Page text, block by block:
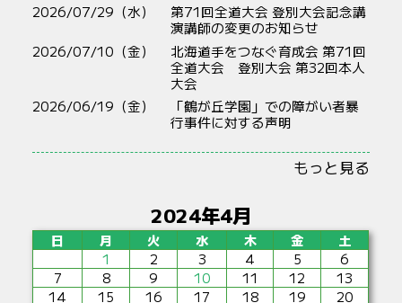
2026/07/29（水）
第71回全道大会 登別大会記念講
演講師の変更のお知らせ
2026/07/10（金）
北海道手をつなぐ育成会 第71回
全道大会 登別大会 第32回本人
大会
2026/06/19（金）
「鶴が丘学園」での障がい者暴
行事件に対する声明
もっと見る
2024年4月
日 月 火 水 木 金
土
1
2 3 4 5
6
7
8 9 10 11 12
13
14
15 16 17 18 19 20